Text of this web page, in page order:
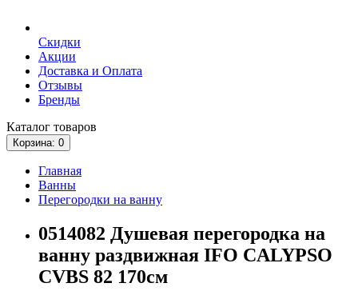
Скидки
Акции
Доставка и Оплата
Отзывы
Бренды
Каталог товаров
Корзина: 0
Главная
Ванны
Перегородки на ванну
0514082 Душевая перегородка на
ванну раздвижная IFO CALYPSO
CVBS 82 170см